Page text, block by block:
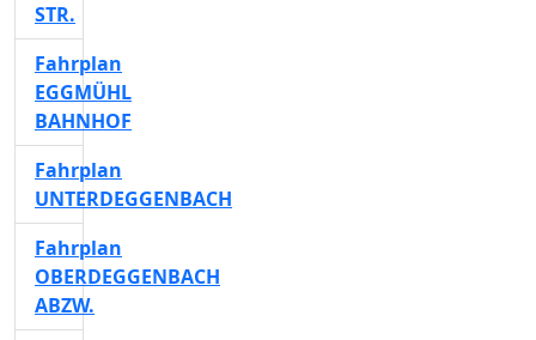
STR.
Fahrplan
EGGMÜHL
BAHNHOF
Fahrplan
UNTERDEGGENBACH
Fahrplan
OBERDEGGENBACH
ABZW.